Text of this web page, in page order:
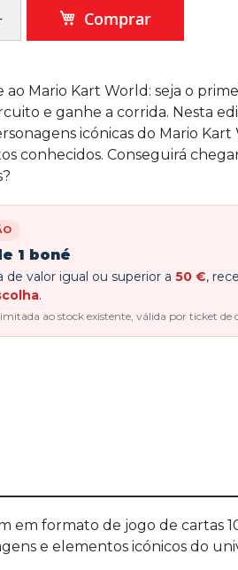
Comprar
ao Mario Kart World: seja o
e ganhe a corrida. Nesta
icónicas do Mario Kart
conhecidos. Conseguirá
1 boné
de valor igual ou superior a 50 €,
.
ao stock existente, válida por ticket de
em formato de jogo de cartas
e elementos icónicos do